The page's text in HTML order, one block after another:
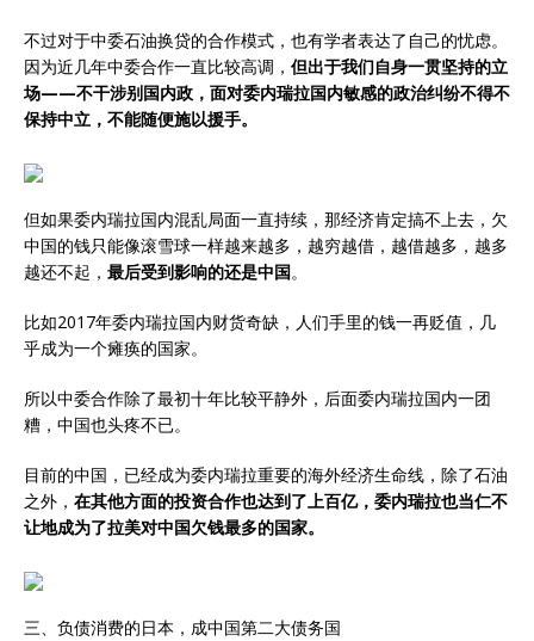
不过对于中委石油换贷的合作模式，也有学者表达了自己的忧虑。
因为近几年中委合作一直比较高调， 但出于我们自身一贯坚持的立
场——不干涉别国内政，面对委内瑞拉国内敏感的政治纠纷不得不
保持中立，不能随便施以援手。
但如果委内瑞拉国内混乱局面一直持续，那经济肯定搞不上去，欠
中国的钱只能像滚雪球一样越来越多，越穷越借，越借越多，越多
越还不起， 最后受到影响的还是中国。
比如2017年委内瑞拉国内财货奇缺，人们手里的钱一再贬值，几
乎成为一个瘫痪的国家。
所以中委合作除了最初十年比较平静外，后面委内瑞拉国内一团
糟，中国也头疼不已。
目前的中国，已经成为委内瑞拉重要的海外经济生命线，除了石油
之外， 在其他方面的投资合作也达到了上百亿，委内瑞拉也当仁不
让地成为了拉美对中国欠钱最多的国家。
三、负债消费的日本，成中国第二大债务国